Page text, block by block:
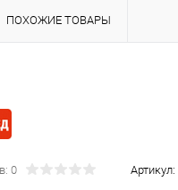
ПОХОЖИЕ ТОВАРЫ
0 Артикул: